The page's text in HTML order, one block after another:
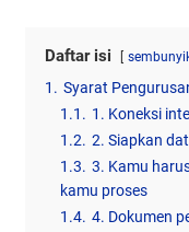
Daftar isi
1. Syarat
1.1. 1. Koneksi
1.2. 2. Siapkan
1.3. 3. Kamu
kamu proses
1.4. 4. Dokumen